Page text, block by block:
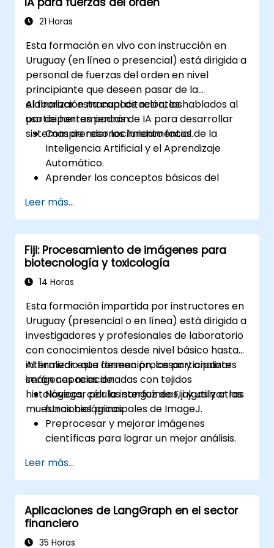
21 Horas
Esta formación en vivo con instrucción en
Uruguay (en línea o presencial) está dirigida a
personal de fuerzas del orden en nivel
principiante que deseen pasar de la
elaboración manual de retratos hablados al
uso de herramientas de IA para desarrollar
sistemas de reconocimiento facial.
Al finalizar esta capacitación, los
participantes podrán:
Comprender los fundamentos de la
Inteligencia Artificial y el Aprendizaje
Automático.
Aprender los conceptos básicos del
aplicación en el reconocimiento facial.
Desarrollar habilidades para utilizar
herramientas y marcos de trabajo de IA
con el fin de crear modelos de
reconocimiento facial.
Adquirir experiencia práctica en la
sistemas de reconocimiento facial.
Comprender las consideraciones éticas y
las mejores prácticas en el uso de la
tecnología de reconocimiento facial.
Leer más...
Fiji: Procesamiento de imágenes para
biotecnología y toxicología
14 Horas
Esta formación impartida por instructores en
Uruguay (presencial o en línea) está dirigida a
investigadores y profesionales de laboratorio
con conocimientos desde nivel básico hasta
intermedio que deseen procesar y analizar
imágenes relacionadas con tejidos
histológicos, células sanguíneas, algas y otras
muestras biológicas.
Al finalizar esta formación, los participantes
serán capaces de:
Navegar por la interfaz de Fiji y utilizar las
funciones principales de ImageJ.
Preprocesar y mejorar imágenes
científicas para lograr un mejor análisis.
cuantitativa, incluyendo el recuento de
células y la medición de áreas.
Automatizar tareas repetitivas mediante
macros y complementos (plugins).
Personalizar flujos de trabajo para
satisfacer necesidades específicas de
Leer más...
Aplicaciones de LangGraph en el sector
financiero
35 Horas